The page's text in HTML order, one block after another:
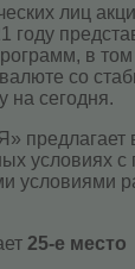
лиц
году
в
со
на сегодня.
условиях с
условиями
25-е место